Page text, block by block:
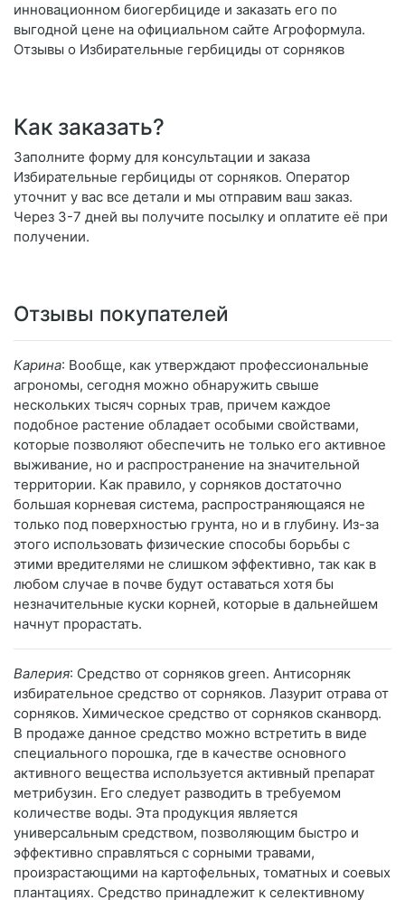
инновационном биогербициде и заказать его по
выгодной цене на официальном сайте Агроформула.
Отзывы о Избирательные гербициды от сорняков
Как заказать?
Заполните форму для консультации и заказа
Избирательные гербициды от сорняков. Оператор
уточнит у вас все детали и мы отправим ваш заказ.
Через 3-7 дней вы получите посылку и оплатите её при
получении.
Отзывы покупателей
Карина: Вообще, как утверждают профессиональные
агрономы, сегодня можно обнаружить свыше
нескольких тысяч сорных трав, причем каждое
подобное растение обладает особыми свойствами,
которые позволяют обеспечить не только его активное
выживание, но и распространение на значительной
территории. Как правило, у сорняков достаточно
большая корневая система, распространяющаяся не
только под поверхностью грунта, но и в глубину. Из-за
этого использовать физические способы борьбы с
этими вредителями не слишком эффективно, так как в
любом случае в почве будут оставаться хотя бы
незначительные куски корней, которые в дальнейшем
начнут прорастать.
Валерия: Средство от сорняков green. Антисорняк
избирательное средство от сорняков. Лазурит отрава от
сорняков. Химическое средство от сорняков сканворд.
В продаже данное средство можно встретить в виде
специального порошка, где в качестве основного
активного вещества используется активный препарат
метрибузин. Его следует разводить в требуемом
количестве воды. Эта продукция является
универсальным средством, позволяющим быстро и
эффективно справляться с сорными травами,
произрастающими на картофельных, томатных и соевых
плантациях. Средство принадлежит к селективному